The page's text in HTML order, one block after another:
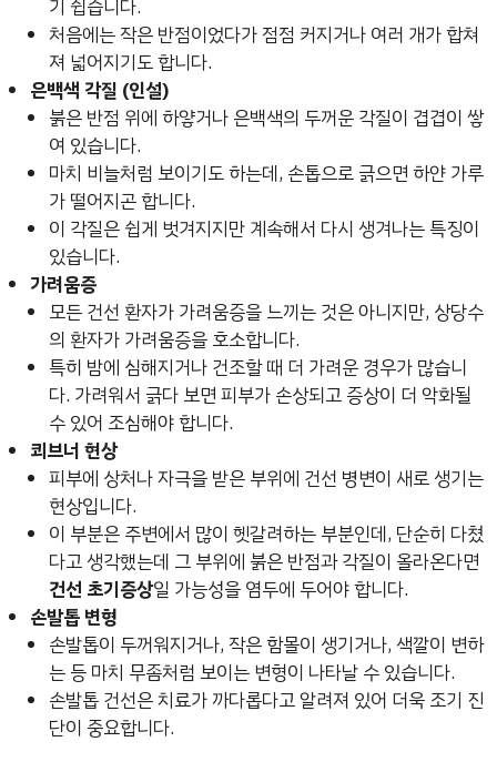
기 쉽습니다.
처음에는 작은 반점이었다가 점점 커지거나 여러 개가 합쳐
져 넓어지기도 합니다.
은백색 각질 (인설)
붉은 반점 위에 하얗거나 은백색의 두꺼운 각질이 겹겹이 쌓
여 있습니다.
마치 비늘처럼 보이기도 하는데, 손톱으로 긁으면 하얀 가루
가 떨어지곤 합니다.
이 각질은 쉽게 벗겨지지만 계속해서 다시 생겨나는 특징이
있습니다.
가려움증
모든 건선 환자가 가려움증을 느끼는 것은 아니지만, 상당수
의 환자가 가려움증을 호소합니다.
특히 밤에 심해지거나 건조할 때 더 가려운 경우가 많습니
다. 가려워서 긁다 보면 피부가 손상되고 증상이 더 악화될
수 있어 조심해야 합니다.
쾨브너 현상
피부에 상처나 자극을 받은 부위에 건선 병변이 새로 생기는
현상입니다.
이 부분은 주변에서 많이 헷갈려하는 부분인데, 단순히 다쳤
다고 생각했는데 그 부위에 붉은 반점과 각질이 올라온다면
건선 초기증상일 가능성을 염두에 두어야 합니다.
손발톱 변형
손발톱이 두꺼워지거나, 작은 함몰이 생기거나, 색깔이 변하
는 등 마치 무좀처럼 보이는 변형이 나타날 수 있습니다.
손발톱 건선은 치료가 까다롭다고 알려져 있어 더욱 조기 진
단이 중요합니다.